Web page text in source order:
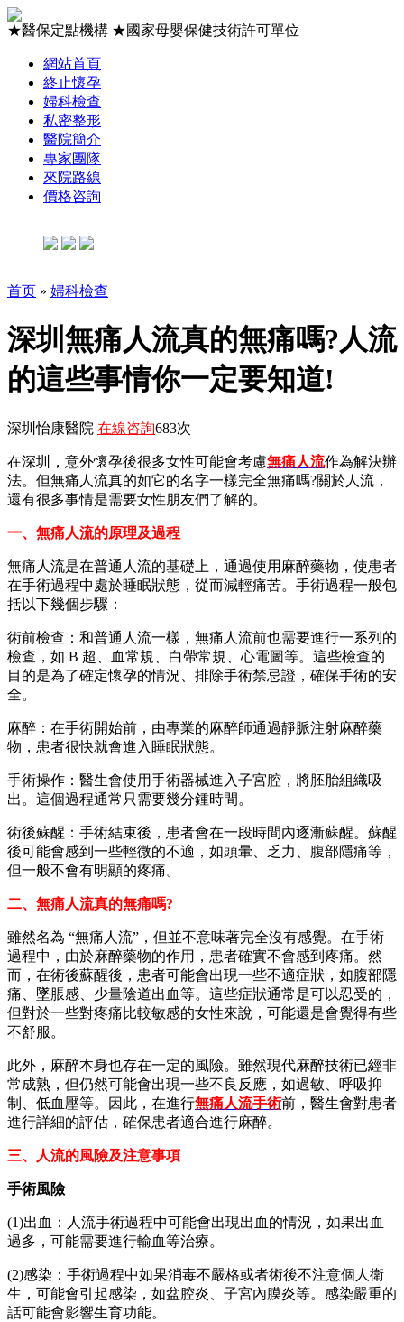
★醫保定點機構 ★國家母嬰保健技術許可單位
網站首頁
終止懷孕
婦科檢查
私密整形
醫院簡介
專家團隊
來院路線
價格咨詢
首页 » 婦科檢查
深圳無痛人流真的無痛嗎?人流
的這些事情你一定要知道!
深圳怡康醫院 在線咨詢683次
在深圳，意外懷孕後很多女性可能會考慮無痛人流作為解決辦
法。但無痛人流真的如它的名字一樣完全無痛嗎?關於人流，
還有很多事情是需要女性朋友們了解的。
一、無痛人流的原理及過程
無痛人流是在普通人流的基礎上，通過使用麻醉藥物，使患者
在手術過程中處於睡眠狀態，從而減輕痛苦。手術過程一般包
括以下幾個步驟：
術前檢查：和普通人流一樣，無痛人流前也需要進行一系列的
檢查，如 B 超、血常規、白帶常規、心電圖等。這些檢查的
目的是為了確定懷孕的情況、排除手術禁忌證，確保手術的安
全。
麻醉：在手術開始前，由專業的麻醉師通過靜脈注射麻醉藥
物，患者很快就會進入睡眠狀態。
手術操作：醫生會使用手術器械進入子宮腔，將胚胎組織吸
出。這個過程通常只需要幾分鍾時間。
術後蘇醒：手術結束後，患者會在一段時間內逐漸蘇醒。蘇醒
後可能會感到一些輕微的不適，如頭暈、乏力、腹部隱痛等，
但一般不會有明顯的疼痛。
二、無痛人流真的無痛嗎?
雖然名為 “無痛人流”，但並不意味著完全沒有感覺。在手術
過程中，由於麻醉藥物的作用，患者確實不會感到疼痛。然
而，在術後蘇醒後，患者可能會出現一些不適症狀，如腹部隱
痛、墜脹感、少量陰道出血等。這些症狀通常是可以忍受的，
但對於一些對疼痛比較敏感的女性來說，可能還是會覺得有些
不舒服。
此外，麻醉本身也存在一定的風險。雖然現代麻醉技術已經非
常成熟，但仍然可能會出現一些不良反應，如過敏、呼吸抑
制、低血壓等。因此，在進行無痛人流手術前，醫生會對患者
進行詳細的評估，確保患者適合進行麻醉。
三、人流的風險及注意事項
手術風險
(1)出血：人流手術過程中可能會出現出血的情況，如果出血
過多，可能需要進行輸血等治療。
(2)感染：手術過程中如果消毒不嚴格或者術後不注意個人衛
生，可能會引起感染，如盆腔炎、子宮內膜炎等。感染嚴重的
話可能會影響生育功能。